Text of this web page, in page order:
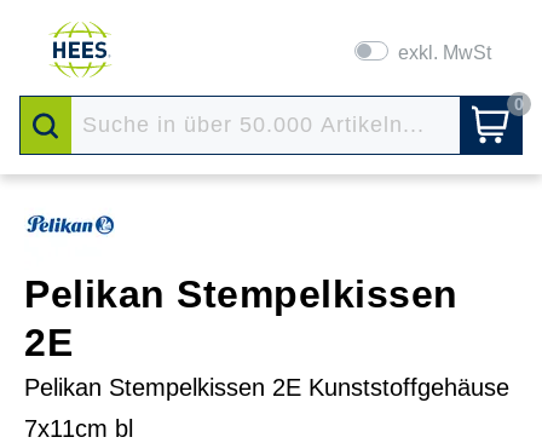
exkl. MwSt
0
Pelikan Stempelkissen
2E
Pelikan Stempelkissen 2E Kunststoffgehäuse
7x11cm bl